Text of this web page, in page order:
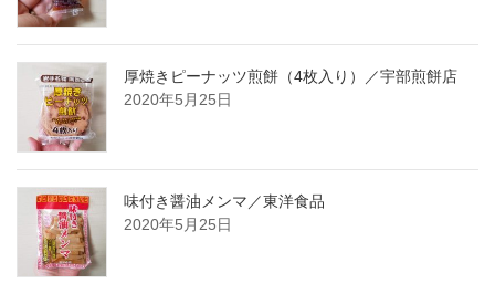
厚焼きピーナッツ煎餅（4枚入り）／宇部煎餅店
2020年5月25日
味付き醤油メンマ／東洋食品
2020年5月25日